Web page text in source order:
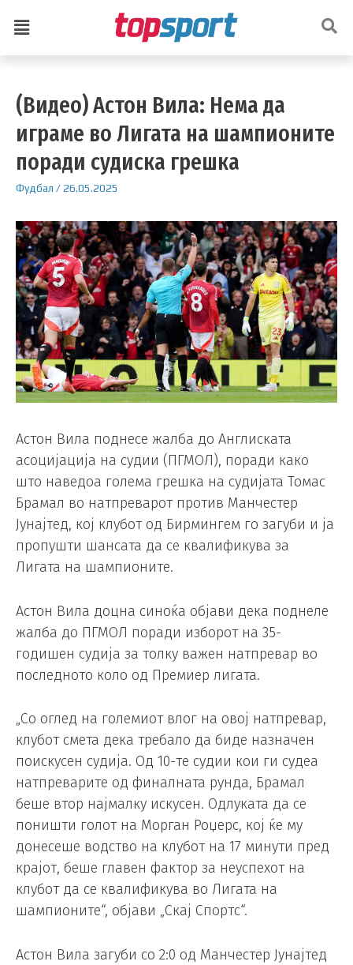
(Видео) Астон Вила: Нема да
играме во Лигата на шампионите
поради судиска грешка
Фудбал /26.05.2025
Астон Вила поднесе жалба до Англиската
асоцијација на судии (ПГМОЛ), поради како
што наведоа голема грешка на судијата Томас
Брамал во натпреварот против Манчестер
Јунајтед, кој клубот од Бирмингем го загуби и ја
пропушти шансата да се квалификува за
Лигата на шампионите.
Астон Вила доцна синоќа објави дека поднеле
жалба до ПГМОЛ поради изборот на 35-
годишен судија за толку важен натпревар во
последното коло од Премиер лигата.
„Со оглед на големиот влог на овој натпревар,
клубот смета дека требало да биде назначен
поискусен судија. Од 10-те судии кои ги судеа
натпреварите од финалната рунда, Брамал
беше втор најмалку искусен. Одлуката да се
поништи голот на Морган Роџерс, кој ќе му
донесеше водство на клубот на 17 минути пред
крајот, беше главен фактор за неуспехот на
клубот да се квалификува во Лигата на
шампионите“, објави „Скај Спортс“.
Астон Вила загуби со 2:0 од Манчестер Јунајтед